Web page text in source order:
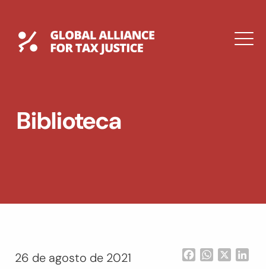
contenidoGlobal Tax Justice
DROPDOWN
Biblioteca
26 de agosto de 2021 FacebookWhatsApp